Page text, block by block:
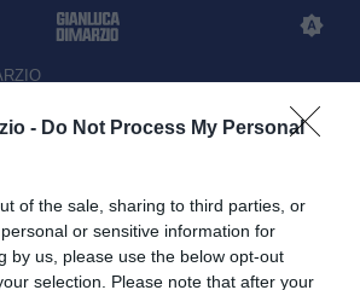
- Do Not Process My Personal
of the sale, sharing to third parties, or
or sensitive information for
by us, please use the below opt-out
selection. Please note that after your
esercitato l'opzione
Di Marzio